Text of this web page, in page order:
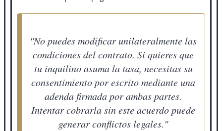
"No puedes modificar unilateralmente las
condiciones del contrato. Si quieres que
tu inquilino asuma la tasa, necesitas su
consentimiento por escrito mediante una
adenda firmada por ambas partes.
Intentar cobrarla sin este acuerdo puede
generar conflictos legales."